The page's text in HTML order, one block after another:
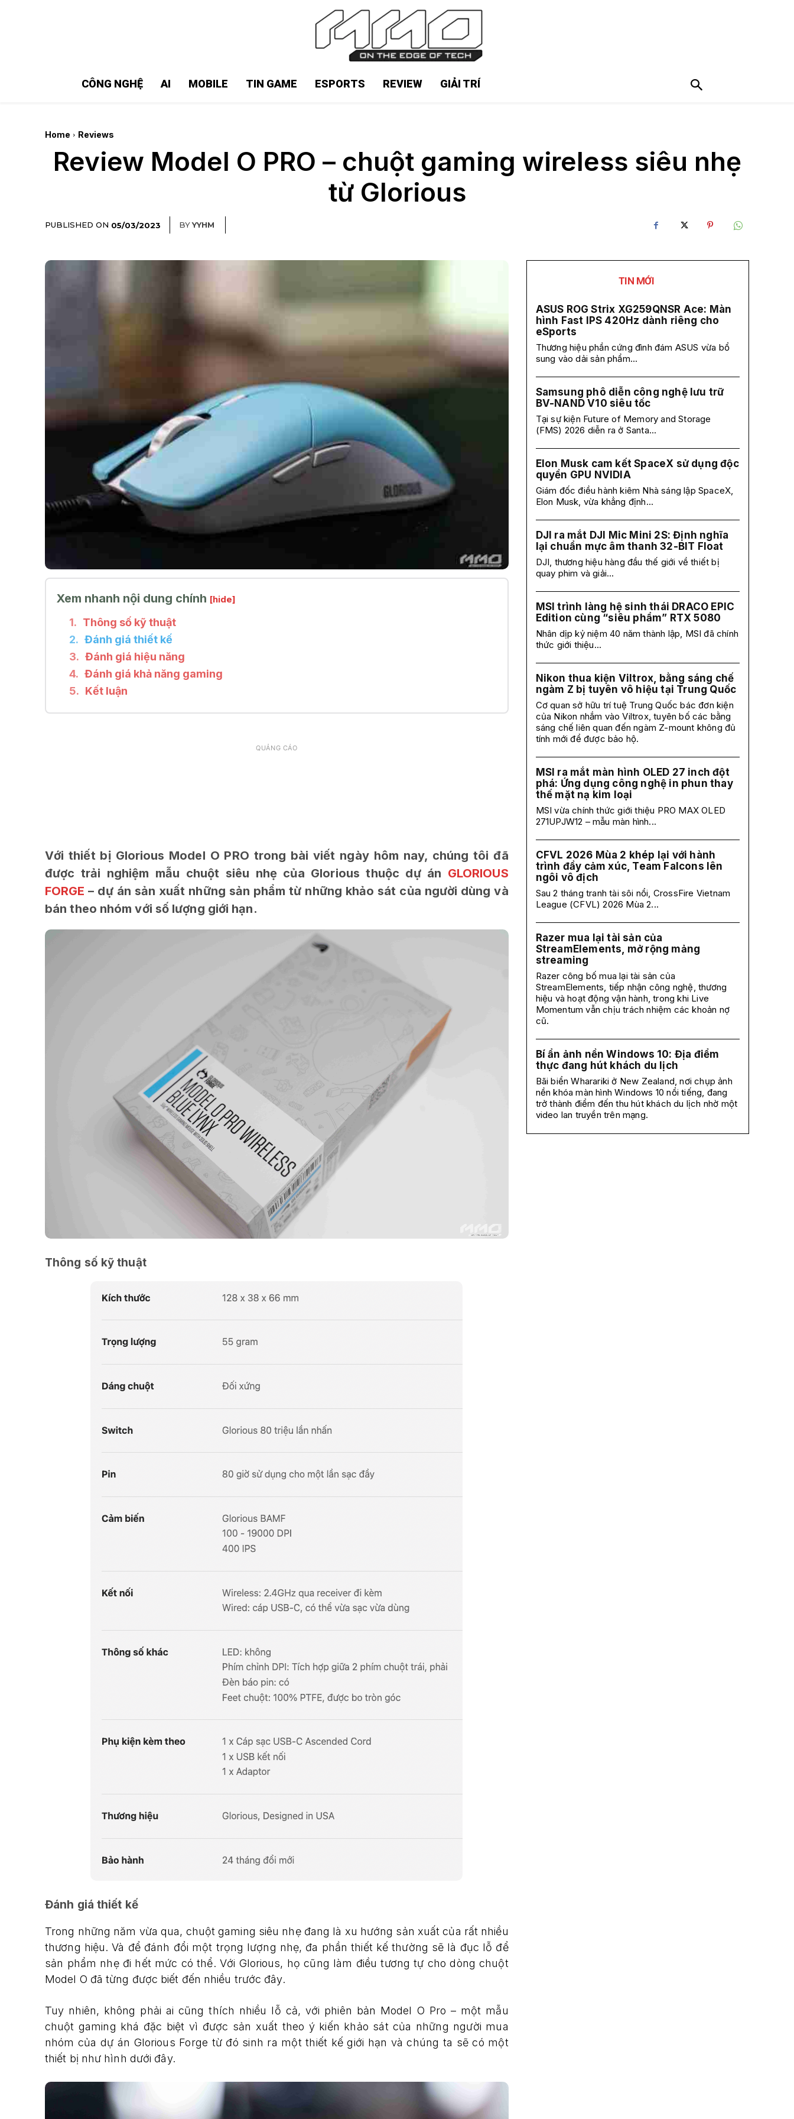
CÔNG NGHỆ AI MOBILE TIN GAME ESPORTS REVIEW GIẢI TRÍ
Home Reviews
Review Model O PRO – chuột gaming wireless siêu nhẹ
từ Glorious
PUBLISHED ON 05/03/2023 BYYYHM
Xem nhanh nội dung chính [hide]
Thông số kỹ thuật
Đánh giá thiết kế
Đánh giá hiệu năng
Đánh giá khả năng gaming
Kết luận
QUẢNG CÁO
Với thiết bị Glorious Model O PRO trong bài viết ngày hôm nay, chúng tôi đã
được trải nghiệm mẫu chuột siêu nhẹ của Glorious thuộc dự án GLORIOUS
FORGE – dự án sản xuất những sản phẩm từ những khảo sát của người dùng và
bán theo nhóm với số lượng giới hạn.
Thông số kỹ thuật
Đánh giá thiết kế
Trong những năm vừa qua, chuột gaming siêu nhẹ đang là xu hướng sản xuất của rất nhiều
thương hiệu. Và để đánh đổi một trọng lượng nhẹ, đa phần thiết kế thường sẽ là đục lỗ để
sản phẩm nhẹ đi hết mức có thể. Với Glorious, họ cũng làm điều tương tự cho dòng chuột
Model O đã từng được biết đến nhiều trước đây.
Tuy nhiên, không phải ai cũng thích nhiều lỗ cả, với phiên bản Model O Pro – một mẫu
chuột gaming khá đặc biệt vì được sản xuất theo ý kiến khảo sát của những người mua
nhóm của dự án Glorious Forge từ đó sinh ra một thiết kế giới hạn và chúng ta sẽ có một
thiết bị như hình dưới đây.
TIN MỚI
ASUS ROG Strix XG259QNSR Ace: Màn
hình Fast IPS 420Hz dành riêng cho
eSports
Thương hiệu phần cứng đình đám ASUS vừa bổ
sung vào dải sản phẩm...
Samsung phô diễn công nghệ lưu trữ
BV-NAND V10 siêu tốc
Tại sự kiện Future of Memory and Storage
(FMS) 2026 diễn ra ở Santa...
Elon Musk cam kết SpaceX sử dụng độc
quyền GPU NVIDIA
Giám đốc điều hành kiêm Nhà sáng lập SpaceX,
Elon Musk, vừa khẳng định...
DJI ra mắt DJI Mic Mini 2S: Định nghĩa
lại chuẩn mực âm thanh 32-BIT Float
DJI, thương hiệu hàng đầu thế giới về thiết bị
quay phim và giải...
MSI trình làng hệ sinh thái DRACO EPIC
Edition cùng “siêu phẩm” RTX 5080
Nhân dịp kỷ niệm 40 năm thành lập, MSI đã chính
thức giới thiệu...
Nikon thua kiện Viltrox, bằng sáng chế
ngàm Z bị tuyên vô hiệu tại Trung Quốc
Cơ quan sở hữu trí tuệ Trung Quốc bác đơn kiện
của Nikon nhắm vào Viltrox, tuyên bố các bằng
sáng chế liên quan đến ngàm Z-mount không đủ
tính mới để được bảo hộ.
MSI ra mắt màn hình OLED 27 inch đột
phá: Ứng dụng công nghệ in phun thay
thế mặt nạ kim loại
MSI vừa chính thức giới thiệu PRO MAX OLED
271UPJW12 – mẫu màn hình...
CFVL 2026 Mùa 2 khép lại với hành
trình đầy cảm xúc, Team Falcons lên
ngôi vô địch
Sau 2 tháng tranh tài sôi nổi, CrossFire Vietnam
League (CFVL) 2026 Mùa 2...
Razer mua lại tài sản của
StreamElements, mở rộng mảng
streaming
Razer công bố mua lại tài sản của
StreamElements, tiếp nhận công nghệ, thương
hiệu và hoạt động vận hành, trong khi Live
Momentum vẫn chịu trách nhiệm các khoản nợ
cũ.
Bí ẩn ảnh nền Windows 10: Địa điểm
thực đang hút khách du lịch
Bãi biển Wharariki ở New Zealand, nơi chụp ảnh
nền khóa màn hình Windows 10 nổi tiếng, đang
trở thành điểm đến thu hút khách du lịch nhờ một
video lan truyền trên mạng.